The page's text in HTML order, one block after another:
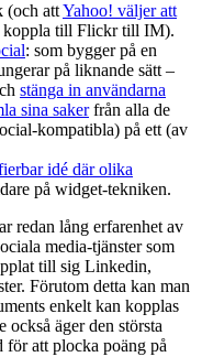
(och attYahoo! väljer att
koppla till Flickr till IM).
: som bygger på en
på liknande sätt –
stänga in användarna
sina sakerfrån alla de
kompatibla) på ett (av
idé där olika
på widget-tekniken.
redan lång erfarenhet av
media-tjänster som
till sig Linkedin,
Förutom detta kan man
enkelt kan kopplas
äger den största
att plocka poäng på